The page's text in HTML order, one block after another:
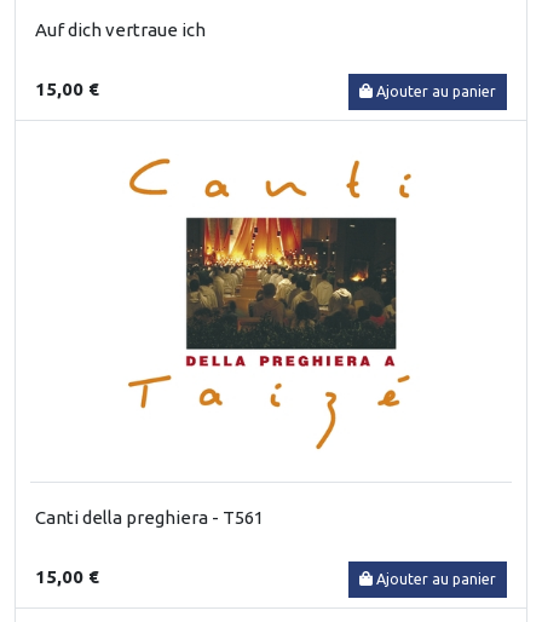
Auf dich vertraue ich
15,00 € Ajouter au panier
Canti della preghiera - T561
15,00 € Ajouter au panier